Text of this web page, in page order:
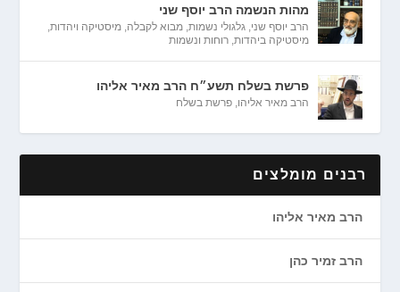
מהות הנשמה הרב יוסף שני
הרב יוסף שני,גלגולי נשמות,מבוא לקבלה,מיסטיקה ויהדות,
מיסטיקה ביהדות,רוחות ונשמות
פרשת בשלח תשע״ח הרב מאיר אליהו
הרב מאיר אליהו,פרשת בשלח
רבנים מומלצים
הרב מאיר אליהו
הרב זמיר כהן